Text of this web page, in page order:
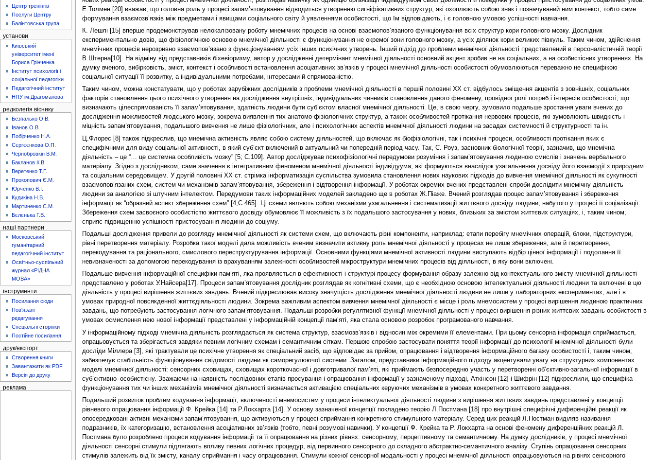
Е.Толмен [20] вважав, що головна роль у процесі запам’ятовування відводиться утворенню сигніфікативних структур, які охоплюють собою знак і позначуваний ним контекст, тобто саме
формування взаємозв’язків між предметами і явищами соціального світу й уявленнями особистості, що їм відповідають, і є головною умовою успішності навчання.
К. Лешлі [15] вперше продемонстрував нелокалізовану роботу мнемічних процесів на основі взаємопов’язаного функціонування всіх структур кори головного мозку. Дослідник
експериментально довів, що фізіологічною основою мнемічної діяльності є функціонування не окремої зони головного мозку, а усіх ділянок кори великих півкуль. Таким чином, здійснення
мнемічних процесів нерозривно взаємопов’язано з функціонуванням усіх інших психічних утворень. Інший підхід до проблеми мнемічної діяльності представлений в персоналістичній теорії
В.Штерна[10]. На відміну від представників біхевіоризму, автор у дослідженні детермінант мнемічної діяльності основний акцент зробив не на соціальних, а на особистісних утвореннях. На
думку вченого, вибірковість, зміст, контекст і особливості встановлення асоціативних зв’язків у процесі мнемічної діяльності особистості обумовлюються переважно не специфікою
соціальної ситуації її розвитку, а індивідуальними потребами, інтересами й спрямованістю.
Таким чином, можна констатувати, що у роботах зарубіжних дослідників з проблеми мнемічної діяльності в першій половині ХХ ст. відбулось зміщення акцентів з зовнішніх, соціальних
факторів становлення цього психічного утворення на дослідження внутрішніх, індивідуальних чинників становлення даного феномену, провідної ролі потреб і інтересів особистості, що
визначають цілеспрямованість її запам’ятовування, здатність людини бути суб’єктом власної мнемічної діяльності. Це, в свою чергу, зумовило подальше зростання уваги вчених до
дослідження можливостей людського мозку, зокрема виявлення тих анатомо-фізіологічних структур, а також особливостей протікання нервових процесів, які зумовлюють швидкість і
міцність запам’ятовування, подальшого вивчення не лише фізіологічних, але і психологічних аспектів мнемічної діяльності людини на засадах системності й структурності та ін.
Ц.Флорес [8] також підкреслив, що мнемічна активність являє собою систему діяльностей, що включає як біофізіологічні, так і психічні процеси, особливості протікання яких є
специфічними для виду соціальної активності, в який суб’єкт включений в актуальний чи попередній період часу. Так, С. Роуз, засновник біологічної теорії, зазначив, що мнемічна
діяльність – це “… це системна особливість мозку” [5; C.109]. Автор досліджував психофізіологічні передумови розуміння і запам’ятовування людиною смислів і значень вербального
матеріалу. Згідно з дослідником, саме значення є інтегративним феноменом мнемічної діяльності індивідуума, які формуються внаслідок узагальнення досвіду його взаємодії з природним
та соціальним середовищем. У другій половині ХХ ст. стрімка інформатизація суспільства зумовила становлення нових наукових підходів до вивчення мнемічної діяльності як сукупності
взаємопов’язаних схем, систем чи механізмів запам’ятовування, збереження і відтворення інформації. У роботах окремих вчених представлені спроби дослідити мнемічну діяльність
людини за аналогією зі штучним інтелектом. Передумови таких інформаційних моделей закладено ще в роботах Ж.Піаже. Вчений розглядав процес запам’ятовування і збереження
інформації як “образний аспект збереження схем” [4;С.465]. Ці схеми являють собою механізми узагальнення і систематизації життєвого досвіду людини, набутого у процесі її соціалізації.
Збереження схем засвоєного особистістю життєвого досвіду обумовлює її можливість з їх подальшого застосування у нових, близьких за змістом життєвих ситуаціях, і, таким чином,
сприяє підвищенню успішності пристосування людини до соціуму.
Подальші дослідження привели до розгляду мнемічної діяльності як системи схем, що включають різні компоненти, наприклад: етапи перебігу мнемічних операцій, блоки, підструктури,
рівні перетворення матеріалу. Розробка такої моделі дала можливість вченим визначити активну роль мнемічної діяльності у процесах не лише збереження, але й перетворення,
перекодування та раціонального, смислового переструктурування інформації. Основними функціями мнемічної активності людини виступають відбір цінної інформації і подолання її
невизначеності за допомогою перекодування із врахуванням залежності особливостей мікроструктури мнемічних процесів від діяльності, в яку вони включені.
Подальше вивчення інформаційної специфіки пам’яті, яка проявляється в ефективності і структурі процесу формування образу залежно від контекстуального змісту мнемічної діяльності
представлено у роботах У.Найсера[17]. Процеси запам’ятовування дослідник розглядав як когнітивні схеми, що є необхідною основою інтелектуальної діяльності людини та включені в цю
діяльність у процесі вирішення життєвих завдань. Вчений підкреслював високу значущість дослідження мнемічної діяльності людини не лише у лабораторних експериментах, але і в
умовах природної повсякденної життєдіяльності людини. Зокрема важливим аспектом вивчення мнемічної діяльності є місце і роль мнемосистем у процесі вирішення людиною практичних
завдань, що потребують застосування логічного запам’ятовування. Подальші розробки регулятивної функції мнемічної діяльності у процесі вирішення різних життєвих завдань особистості в
умовах осмислення нею нової інформації представлені у інформаційній концепції пам’яті, яка стала основою розробок програмованого навчання.
У інформаційному підході мнемічна діяльність розглядається як система структур, взаємозв’язків і відносин між окремими її елементами. При цьому сенсорна інформація сприймається,
опрацьовується та зберігається завдяки певним логічним схемам і семантичним сіткам. Першою спробою застосувати поняття теорії інформації до психології мнемічної діяльності були
досліди Міллера [3], які трактували це психічне утворення як спеціальний засіб, що відповідає за прийом, опрацювання і відтворення інформаційного багажу особистості і, таким чином,
забезпечує стабільність функціонування свідомості людини як саморегулюючої системи. Загалом, представники інформаційного підходу акцентували увагу на структурних компонентах
моделі мнемічної діяльності: сенсорних сховищах, сховищах короткочасної і довготривалої пам’яті, які приймають безпосередню участь у перетворенні об’єктивно-загальної інформації в
суб’єктивно–особистісну. Зважаючи на наявність послідовних етапів просування і опрацювання інформації у зазначеному підході, Аткінсон [12] і Шифрін [12] підкреслили, що специфіка
функціонування тих чи інших механізмів мнемічної діяльності визначається активацією спеціальних керуючих механізмів в умовах конкретного життєвого завдання.
Подальший розвиток проблем кодування інформації, включеності мнемосистем у процеси інтелектуальної діяльності людини з вирішення життєвих завдань представлені у концепції
рівневого опрацювання інформації Ф. Крейка [14] та Р.Локхарта [14]. У основу зазначеної концепції покладено теорію Л.Постмана [18] про внутрішні специфічні диференційні реакції як
опосередковані активні механізми запам’ятовування, що активуються у процесі сприймання конкретного стимульного матеріалу. Серед цих реакцій Л.Постман виділяв називання
подразників, їх категоризацію, встановлення асоціативних зв’язків (тобто, певні розумові навички). У концепції Ф. Крейка та Р. Локхарта на основі феномену диференційних реакцій Л.
Постмана було розроблено процеси кодування інформації та її опрацювання на різних рівнях: сенсорному, перцептивному та семантичному. На думку дослідників, у процесі мнемічної
діяльності сенсорні стимули підлягають впливу певних логічних процедур, від первинного сенсорного до складного абстрактно-семантичного аналізу. Ступінь опрацювання сенсорних
стимулів залежить від їх змісту, каналу сприймання і часу опрацювання. Стимули кожної сенсорної модальності у процесі мнемічної діяльності опрацьовуються на рівнях сенсорного
Центр тренінгів
Послуги Центру
Балінтовська група
установи
Київський
університет імені
Бориса Грінченка
Інститут психології і
соціальної педагогіки
Педагогічний інститут
НПУ ім.Драгоманова
редколегія віснику
Безпалько О.В.
Іванов О.В.
Побірченко Н.А.
Сєргєєнкова О.П.
Чернобровкін В.М.
Бакланов К.В.
Веретенко Т.Г.
Прокопович Є.М.
Юрченко В.І.
Кудикіна Н.В.
Мартиненко С.М.
Бєлєнька Г.В.
наші партнери
Московський
гуманітарний
педагогічний інститут
Освітньо-суспільний
журнал «РІДНА
МОВА»
інструменти
Посилання сюди
Пов'язані
редагування
Спеціальні сторінки
Постійне посилання
друк/експорт
Створення книги
Завантажити як PDF
Версія до друку
реклама